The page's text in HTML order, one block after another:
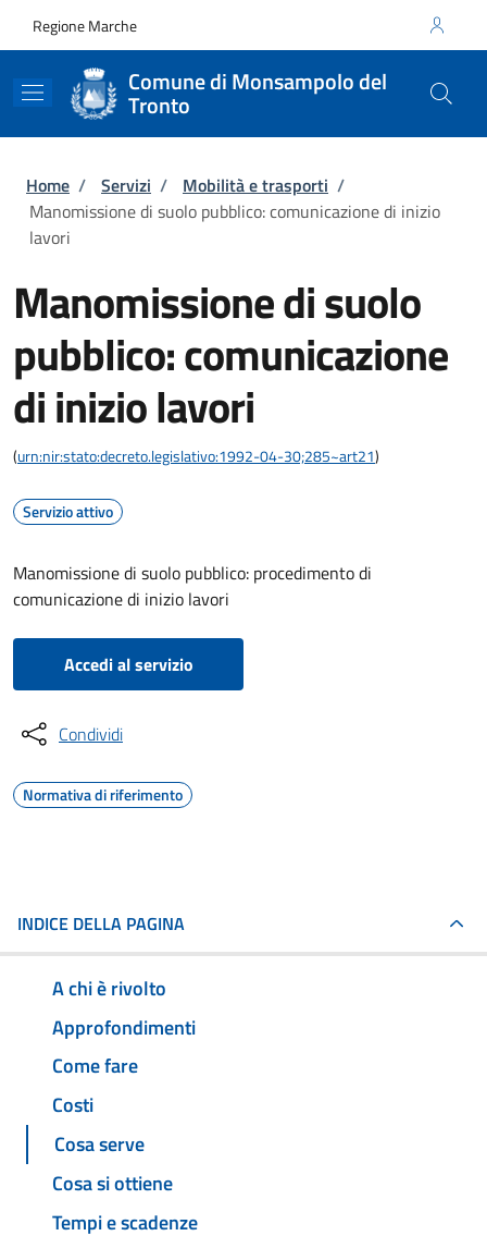
Regione Marche
Comune di Monsampolo del
Tronto
Briciole di pane
Home / Servizi / Mobilità e trasporti /
Manomissione di suolo pubblico: comunicazione di inizio
lavori
Manomissione di suolo
pubblico: comunicazione
di inizio lavori
(urn:nir:stato:decreto.legislativo:1992-04-30;285~art21)
Servizio attivo
Manomissione di suolo pubblico: procedimento di
comunicazione di inizio lavori
Accedi al servizio
Condividi
Normativa di riferimento
INDICE DELLA PAGINA
A chi è rivolto
Approfondimenti
Come fare
Costi
Cosa serve
Cosa si ottiene
Tempi e scadenze